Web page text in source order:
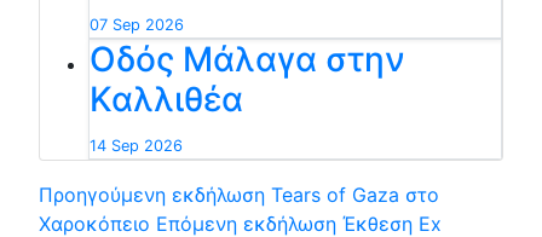
07 Sep 2026
Οδός Μάλαγα στην
Καλλιθέα
14 Sep 2026
Προηγούμενη εκδήλωση Tears of Gaza στο
Χαροκόπειο Επόμενη εκδήλωση Έκθεση Ex